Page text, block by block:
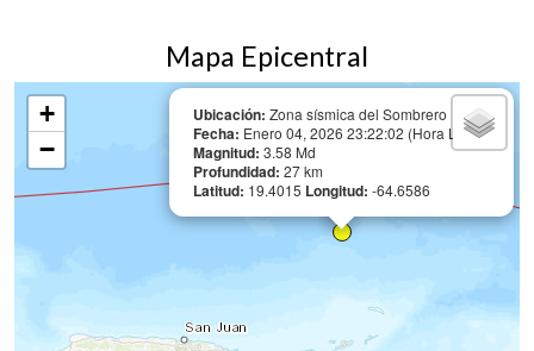
Mapa Epicentral
Ubicación: Zona sísmica del Sombrero
Fecha: Enero 04, 2026 23:22:02 (Hora Local)
Magnitud: 3.58 Md
Profundidad: 27 km
Latitud: 19.4015 Longitud: -64.6586
+
−